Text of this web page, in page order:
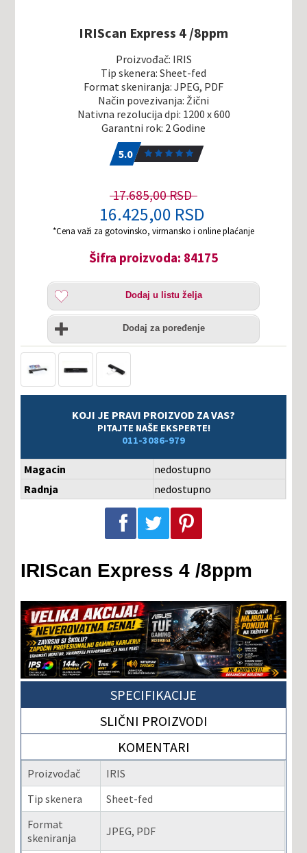
IRIScan Express 4 /8ppm
Proizvođač: IRIS
Tip skenera: Sheet-fed
Format skeniranja: JPEG, PDF
Način povezivanja: Žični
Nativna rezolucija dpi: 1200 x 600
Garantni rok: 2 Godine
5.0
17.685,00 RSD
16.425,00 RSD
*Cena važi za gotovinsko, virmansko i online plaćanje
Šifra proizvoda: 84175
Dodaj
listu
želja
Dodaj u listu želja
Uporedi
Dodaj za poređenje
KOJI JE PRAVI PROIZVOD ZA VAS?
PITAJTE NAŠE EKSPERTE!
011-3086-979
Magacin
nedostupno
Radnja
nedostupno
Podeli na Facebook-u Podeli na Twitter-u Podeli na Pinterest-u
IRIScan Express 4 /8ppm
SPECIFIKACIJE
SLIČNI PROIZVODI
KOMENTARI
Proizvođač
IRIS
Tip skenera
Sheet-fed
Format
skeniranja
JPEG, PDF